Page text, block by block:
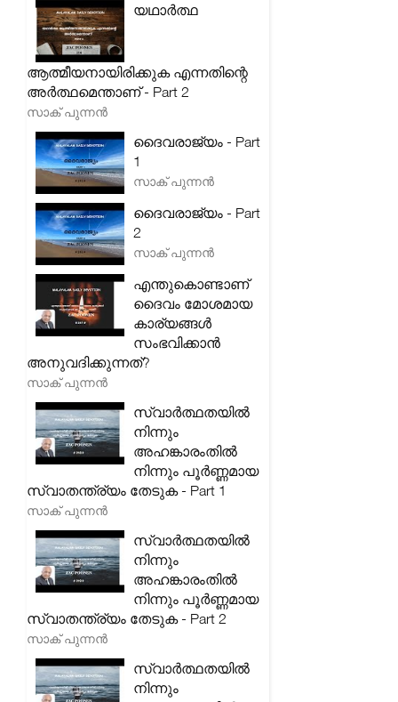
യഥാർത്ഥ
ആത്മീയനായിരിക്കുക എന്നതിന്റെ
അർത്ഥമെന്താണ് - Part 2
സാക് പുന്നൻ
ദൈവരാജ്യം - Part
1
സാക് പുന്നൻ
ദൈവരാജ്യം - Part
2
സാക് പുന്നൻ
എന്തുകൊണ്ടാണ്
ദൈവം മോശമായ
കാര്യങ്ങൾ
സംഭവിക്കാൻ
അനുവദിക്കുന്നത്?
സാക് പുന്നൻ
സ്വാർത്ഥതയിൽ
നിന്നും
അഹങ്കാരംതിൽ
നിന്നും പൂർണ്ണമായ
സ്വാതന്ത്ര്യം തേടുക - Part 1
സാക് പുന്നൻ
സ്വാർത്ഥതയിൽ
നിന്നും
അഹങ്കാരംതിൽ
നിന്നും പൂർണ്ണമായ
സ്വാതന്ത്ര്യം തേടുക - Part 2
സാക് പുന്നൻ
സ്വാർത്ഥതയിൽ
നിന്നും